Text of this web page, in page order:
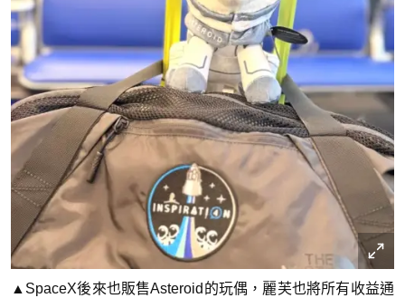
▲SpaceX後來也販售Asteroid的玩偶，麗芙也將所有收益通